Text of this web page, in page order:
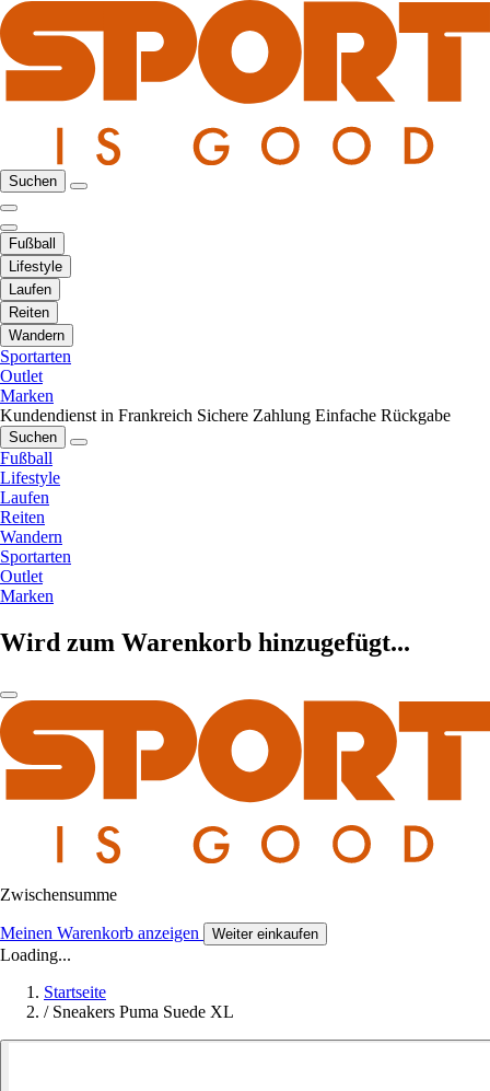
Suchen
Fußball
Lifestyle
Laufen
Reiten
Wandern
Sportarten
Outlet
Marken
Kundendienst in Frankreich Sichere Zahlung Einfache Rückgabe
Suchen
Fußball
Lifestyle
Laufen
Reiten
Wandern
Sportarten
Outlet
Marken
Wird zum Warenkorb hinzugefügt...
Zwischensumme
Meinen Warenkorb anzeigen Weiter einkaufen
Loading...
Startseite
/ Sneakers Puma Suede XL